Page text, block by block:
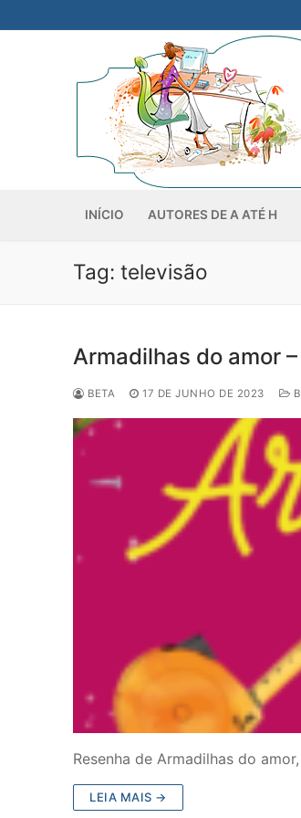
para
INÍCIO AUTORES DE A ATÉ H
Tag: televisão
Armadilhas do amor
BETA 17 DE JUNHO DE 2023
Resenha de Armadilhas do
LEIA MAIS →